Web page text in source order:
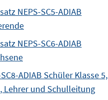
NEPS-SC5-ADIAB
NEPS-SC6-ADIAB
ADIAB Schüler Klasse 5,
Lehrer und Schulleitung